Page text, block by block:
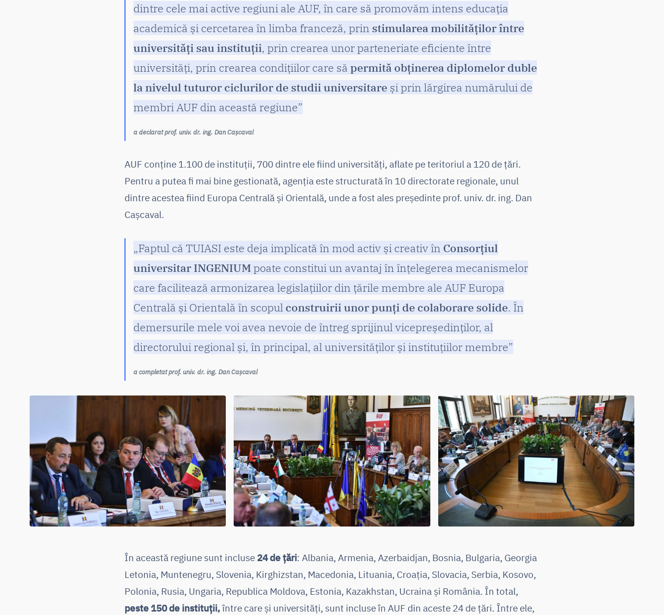
dintre cele mai active regiuni ale AUF, în care să promovăm intens educația
academică și cercetarea în limba franceză, prin stimularea mobilităților între
universități sau instituții, prin crearea unor parteneriate eficiente între
universități, prin crearea condițiilor care să permită obținerea diplomelor duble
la nivelul tuturor ciclurilor de studii universitare și prin lărgirea numărului de
membri AUF din această regiune”
a declarat prof. univ. dr. ing. Dan Cașcaval
AUF conține 1.100 de instituții, 700 dintre ele fiind universități, aflate pe teritoriul a 120 de țări.
Pentru a putea fi mai bine gestionată, agenția este structurată în 10 directorate regionale, unul
dintre acestea fiind Europa Centrală și Orientală, unde a fost ales președinte prof. univ. dr. ing. Dan
Cașcaval.
„Faptul că TUIASI este deja implicată în mod activ și creativ în Consorțiul
universitar INGENIUMpoate constitui un avantaj în înțelegerea mecanismelor
care facilitează armonizarea legislațiilor din țările membre ale AUF Europa
Centrală și Orientală în scopul construirii unor punți de colaborare solide. În
demersurile mele voi avea nevoie de întreg sprijinul vicepreședinților, al
directorului regional și, în principal, al universităților și instituțiilor membre”
a completat prof. univ. dr. ing. Dan Cașcaval
În această regiune sunt incluse 24 de țări: Albania, Armenia, Azerbaidjan, Bosnia, Bulgaria, Georgia
Letonia, Muntenegru, Slovenia, Kirghizstan, Macedonia, Lituania, Croația, Slovacia, Serbia, Kosovo,
Polonia, Rusia, Ungaria, Republica Moldova, Estonia, Kazakhstan, Ucraina și România. În total,
peste 150 de instituții,între care și universități, sunt incluse în AUF din aceste 24 de țări. Între ele,